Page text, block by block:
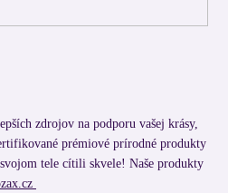
zdrojov na podporu vašej krásy,
prémiové prírodné produkty
tele cítili skvele! Naše produkty